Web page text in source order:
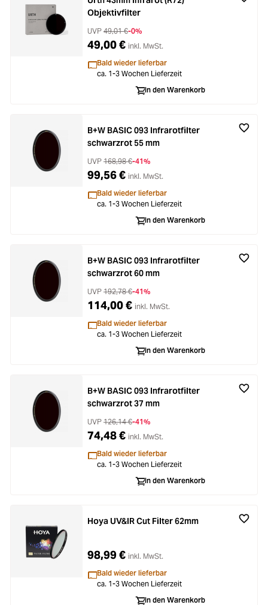
Objektivfilter
UVP 49,01 €-0%
49,00 € inkl. MwSt.
Bald wieder lieferbar
ca. 1-3 Wochen Lieferzeit
In den Warenkorb
B+W BASIC 093 Infrarotfilter
schwarzrot 55 mm
UVP 168,98 €-41%
99,56 € inkl. MwSt.
Bald wieder lieferbar
ca. 1-3 Wochen Lieferzeit
In den Warenkorb
B+W BASIC 093 Infrarotfilter
schwarzrot 60 mm
UVP 192,78 €-41%
114,00 € inkl. MwSt.
Bald wieder lieferbar
ca. 1-3 Wochen Lieferzeit
In den Warenkorb
B+W BASIC 093 Infrarotfilter
schwarzrot 37 mm
UVP 126,14 €-41%
74,48 € inkl. MwSt.
Bald wieder lieferbar
ca. 1-3 Wochen Lieferzeit
In den Warenkorb
Hoya UV&IR Cut Filter 62mm
98,99 € inkl. MwSt.
Bald wieder lieferbar
ca. 1-3 Wochen Lieferzeit
In den Warenkorb